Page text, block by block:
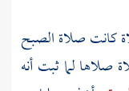
كانت صلاة الصبح
صلاها لما ثبت أنه